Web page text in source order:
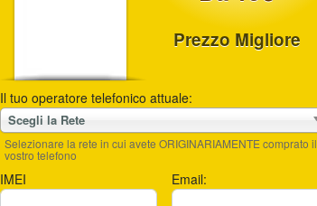
Prezzo Migliore
Il tuo operatore telefonico attuale:
Scegli la Rete
Selezionare la rete in cui avete ORIGINARIAMENTE comprato il
vostro telefono
IMEI Email: